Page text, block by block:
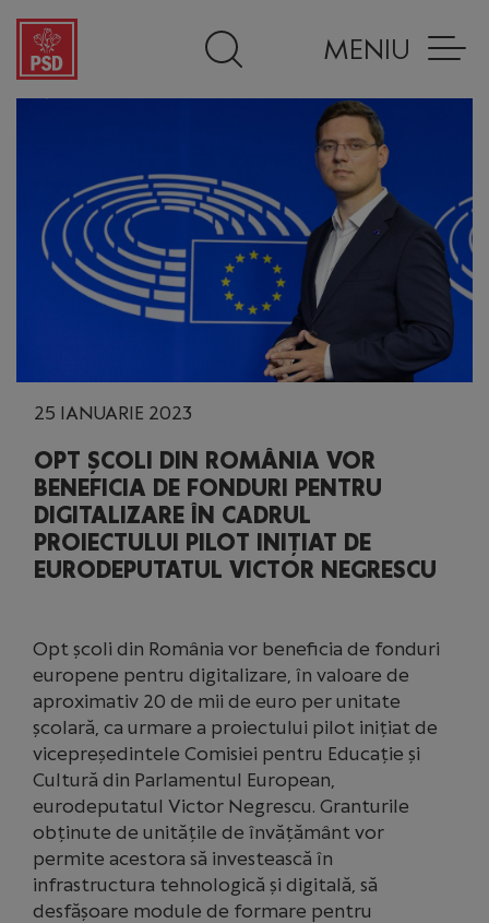
MENIU
25 IANUARIE 2023
OPT ȘCOLI DIN ROMÂNIA VOR
BENEFICIA DE FONDURI PENTRU
DIGITALIZARE ÎN CADRUL
PROIECTULUI PILOT INIȚIAT DE
EURODEPUTATUL VICTOR NEGRESCU
Opt școli din România vor beneficia de fonduri
europene pentru digitalizare, în valoare de
aproximativ 20 de mii de euro per unitate
școlară, ca urmare a proiectului pilot inițiat de
vicepreședintele Comisiei pentru Educație și
Cultură din Parlamentul European,
eurodeputatul Victor Negrescu. Granturile
obținute de unitățile de învățământ vor
permite acestora să investească în
infrastructura tehnologică și digitală, să
desfășoare module de formare pentru